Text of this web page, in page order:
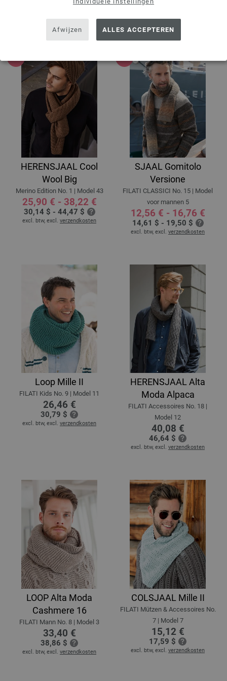
Afwijzen ALLES ACCEPTEREN
15,27 $
HERENSJAAL Cool
Wool Big
Merino Edition No. 1 | Model 43
25,90 € - 38,22 €
30,14 $ - 44,47 $
excl. btw, excl. verzendkosten
SJAAL Gomitolo
Versione
FILATI CLASSICI No. 15 | Model
voor mannen 5
12,56 € - 16,76 €
14,61 $ - 19,50 $
excl. btw, excl. verzendkosten
Loop Mille II
FILATI Kids No. 9 | Model 11
26,46 €
30,79 $
excl. btw, excl. verzendkosten
HERENSJAAL Alta
Moda Alpaca
FILATI Accessoires No. 18 |
Model 12
40,08 €
46,64 $
excl. btw, excl. verzendkosten
LOOP Alta Moda
Cashmere 16
FILATI Mann No. 8 | Model 3
33,40 €
38,86 $
excl. btw, excl. verzendkosten
COLSJAAL Mille II
FILATI Mützen & Accessoires No.
7 | Model 7
15,12 €
17,59 $
excl. btw, excl. verzendkosten